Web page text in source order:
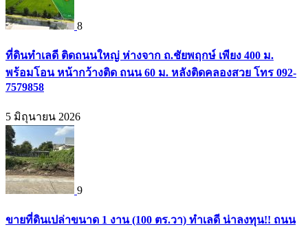
8
ที่ดินทำเลดี ติดถนนใหญ่ ห่างจาก ถ.ชัยพฤกษ์ เพียง 400 ม.
พร้อมโอน หน้ากว้างติด ถนน 60 ม. หลังติดคลองสวย โทร 092-
7579858
5 มิถุนายน 2026
9
ขายที่ดินเปล่าขนาด 1 งาน (100 ตร.วา) ทำเลดี น่าลงทุน!! ถนน